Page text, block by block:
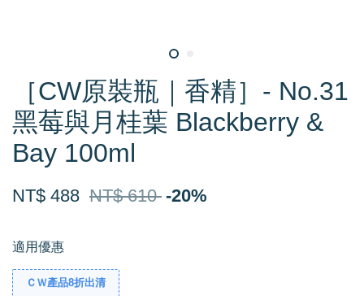
［CW原裝瓶｜香精］- No.31
黑莓與月桂葉 Blackberry &
Bay 100ml
NT$ 488 NT$ 610 -20%
適用優惠
ＣＷ產品8折出清